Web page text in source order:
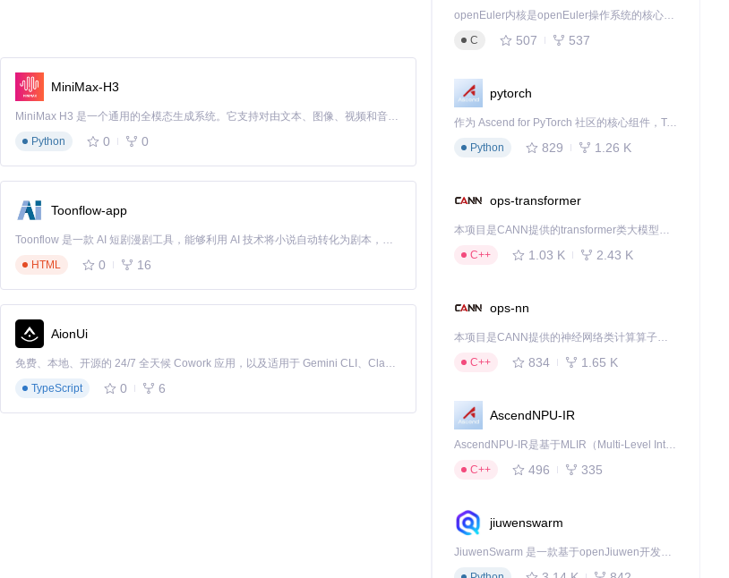
、语义分析和内容摘要。想象一下，当你保存一个技术文档网站时，工
你的数字资产真正"活"起来。
期管理。每次更新后自动创建快照，形成完整的历史记录，不仅便于追
时可用。现在就开始构建你的数字资产库，让每一个有价值的网页都成
下载源代码
MiniMax-H3
MiniMax H3 是一个通用的全模态生成系统。它支持对由文本、图像、视频和音频组成的多模态上下文进行统一理解，并能生成分辨率高达 2K、时长可达 15 秒的带原生立体声音频的视频。得益于面向任务泛化的系统设计，H3 在预训练阶段就已具备广泛的多模态上下文理解与生成能力，能够出色地执行复杂的多模态指令。
Python
0 0
Toonflow-app
Toonflow 是一款 AI 短剧漫剧工具，能够利用 AI 技术将小说自动转化为剧本，并结合 AI 生成的图片和视频，实现高效的短剧创作。借助 Toonflow，可以轻松完成从文字到影像的全流程，让短剧制作变得更加智能与便捷。
HTML
0 16
AionUi
免费、本地、开源的 24/7 全天候 Cowork 应用，以及适用于 Gemini CLI、Claude Code、Codex、OpenCode、Qwen Code、Goose CLI、Auggie 等的 OpenClaw | 🌟 喜欢就点star吧
TypeScript
0 6
openEuler内核是openEuler操作系统的核心，既是系统性能与稳定性的基石，也是连接处理器、设备与服务的桥梁。
C
507 537
pytorch
作为 Ascend for PyTorch 社区的核心组件，TorchNPU 是昇腾专为 PyTorch 打造的深度学习适配插件，使 PyTorch 框架能够直接调用昇腾 NPU，为开发者提供昇腾 AI 处理器的超强算力。
Python
829 1.26 K
ops-transformer
本项目是CANN提供的transformer类大模型算子库，实现网络在NPU上加速计算。
C++
1.03 K 2.43 K
ops-nn
本项目是CANN提供的神经网络类计算算子库，实现网络在NPU上加速计算。
C++
834 1.65 K
AscendNPU-IR
AscendNPU-IR是基于MLIR（Multi-Level Intermediate Representation）构建的，面向昇腾亲和算子编译时使用的中间表示，提供昇腾完备表达能力，通过编译优化提升昇腾AI处理器计算效率，支持通过生态框架使能昇腾AI处理器与深度调优
C++
496 335
jiuwenswarm
JiuwenSwarm 是一款基于openJiuwen开发的智能AI Agent，它能够将大语言模型的强大能力，通过你日常使用的各类通讯应用，直接延伸至你的指尖。